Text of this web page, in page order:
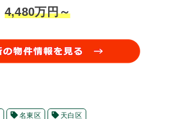
4,480万円～
名東区 天白区